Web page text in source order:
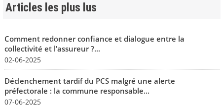
Articles les plus lus
Comment redonner confiance et dialogue entre la
collectivité et l’assureur ?...
02-06-2025
Déclenchement tardif du PCS malgré une alerte
préfectorale : la commune responsable...
07-06-2025